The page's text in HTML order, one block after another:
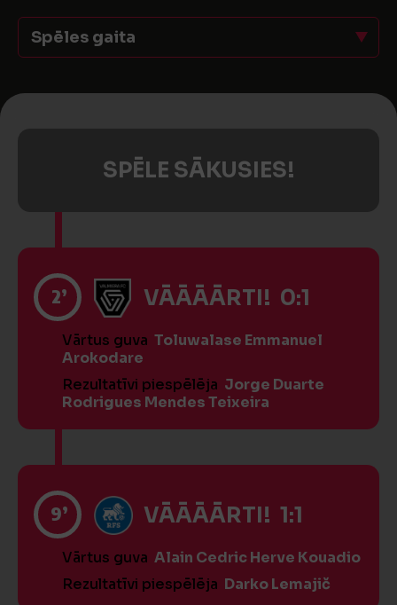
Spēles gaita
SPĒLE SĀKUSIES!
2’ VĀĀĀĀRTI! 0:1
Vārtus guva Toluwalase Emmanuel
Arokodare
Rezultatīvi piespēlēja Jorge Duarte
Rodrigues Mendes Teixeira
9’ VĀĀĀĀRTI! 1:1
Vārtus guva Alain Cedric Herve Kouadio
Rezultatīvi piespēlēja Darko Lemajič